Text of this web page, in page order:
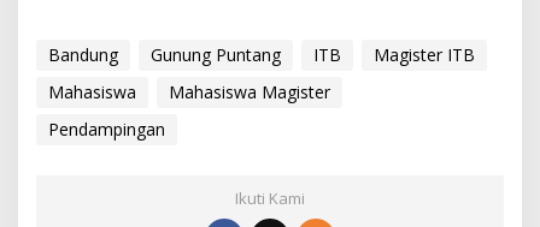
Bandung Gunung Puntang ITB
Magister ITB
Mahasiswa
Mahasiswa Magister
Pendampingan
Ikuti Kami